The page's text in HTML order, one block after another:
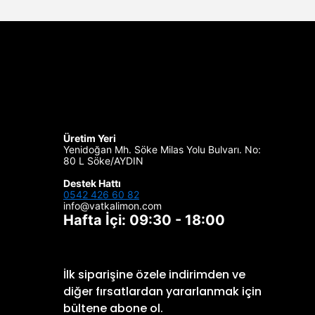
Üretim Yeri
Yenidoğan Mh. Söke Milas Yolu Bulvarı. No:
80 L Söke/AYDIN
Destek Hattı
0542 426 60 82
info@vatkalimon.com
Hafta İçi: 09:30 - 18:00
İlk siparişine özele indirimden ve
diğer fırsatlardan yararlanmak için
bültene abone ol.